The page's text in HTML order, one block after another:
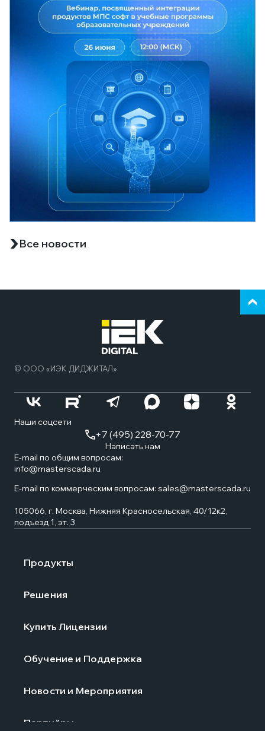
Все новости
© ООО «ИЭК ДИДЖИТАЛ»
Продукты
Решения
Купить Лицензии
Обучение и Поддержка
Новости и Мероприятия
Партнёры
+7 (495) 228-70-77
Написать нам
Наши соцсети
E-mail по общим вопросам:
info@masterscada.ru
E-mail по коммерческим вопросам: sales@masterscada.ru
105066, г. Москва, Нижняя Красносельская, 40/12к2,
подъезд 1, эт. 3